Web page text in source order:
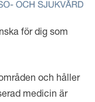
för dig som
och håller
medicin är